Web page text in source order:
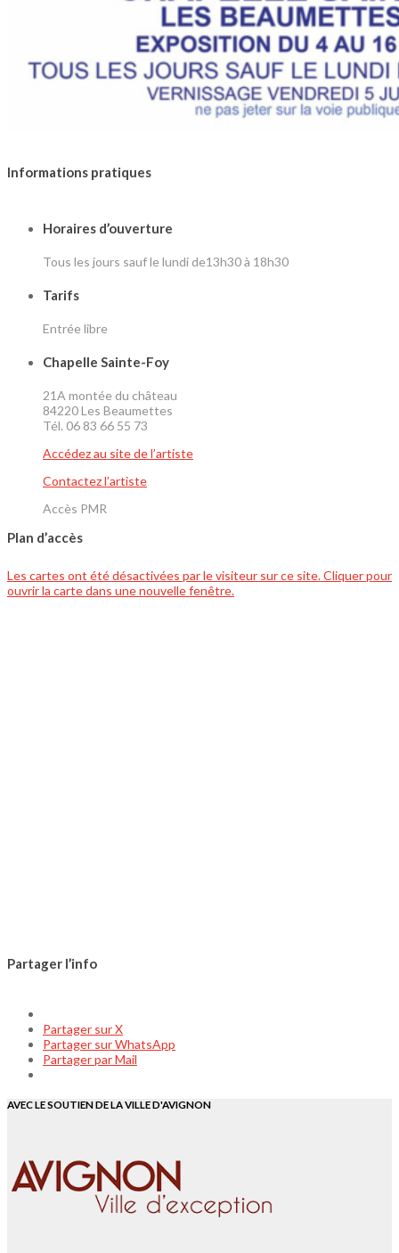
Informations pratiques
Horaires d’ouverture
Tous les jours sauf le lundi de13h30 à 18h30
Tarifs
Entrée libre
Chapelle Sainte-Foy
21A montée du château
84220 Les Beaumettes
Tél. 06 83 66 55 73
Accédez au site de l’artiste
Contactez l’artiste
Accès PMR
Plan d’accès
Les cartes ont été désactivées par le visiteur sur ce site. Cliquer pour
ouvrir la carte dans une nouvelle fenêtre.
Partager l’info
Partager sur X
Partager sur WhatsApp
Partager par Mail
AVEC LE SOUTIEN DE LA VILLE D'AVIGNON